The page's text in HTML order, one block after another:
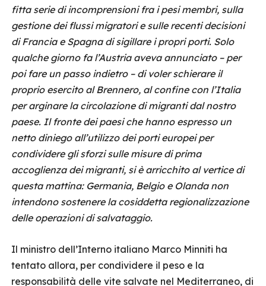
fitta serie di incomprensioni fra i pesi membri, sulla
gestione dei flussi migratori e sulle recenti decisioni
di Francia e Spagna di sigillare i propri porti. Solo
qualche giorno fa l’Austria aveva annunciato – per
poi fare un passo indietro – di voler schierare il
proprio esercito al Brennero, al confine con l’Italia
per arginare la circolazione di migranti dal nostro
paese. Il fronte dei paesi che hanno espresso un
netto diniego all’utilizzo dei porti europei per
condividere gli sforzi sulle misure di prima
accoglienza dei migranti, si è arricchito al vertice di
questa mattina: Germania, Belgio e Olanda non
intendono sostenere la cosiddetta regionalizzazione
delle operazioni di salvataggio.
Il ministro dell’Interno italiano Marco Minniti ha
tentato allora, per condividere il peso e la
responsabilità delle vite salvate nel Mediterraneo, di